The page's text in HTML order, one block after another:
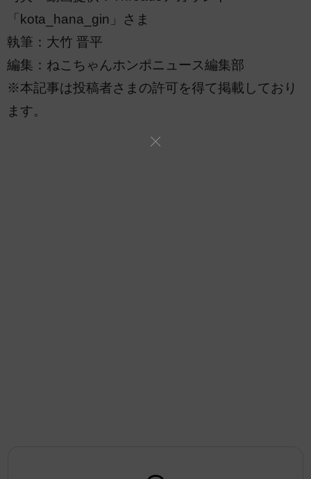
「kota_hana_gin」さま
執筆：大竹 晋平
編集：ねこちゃんホンポニュース編集部
※本記事は投稿者さまの許可を得て掲載しており
ます。